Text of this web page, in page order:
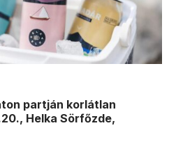
partján korlátlan
Helka Sörfőzde,